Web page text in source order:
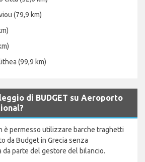
(79,9 km)
(99,9 km)
di BUDGET su Aeroporto
è permesso utilizzare barche traghetti
da Budget in Grecia senza
parte del gestore del bilancio.